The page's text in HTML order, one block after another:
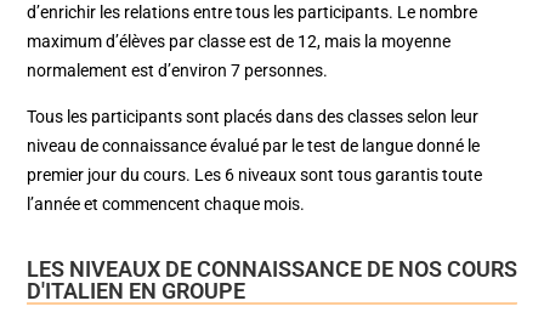
d’enrichir les relations entre tous les participants. Le nombre
maximum d’élèves par classe est de 12, mais la moyenne
normalement est d’environ 7 personnes.
Tous les participants sont placés dans des classes selon leur
niveau de connaissance évalué par le test de langue donné le
premier jour du cours. Les 6 niveaux sont tous garantis toute
l’année et commencent chaque mois.
LES NIVEAUX DE CONNAISSANCE DE NOS COURS
D'ITALIEN EN GROUPE